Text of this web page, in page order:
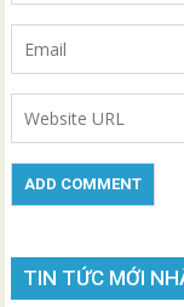
TIN TỨC MỚI